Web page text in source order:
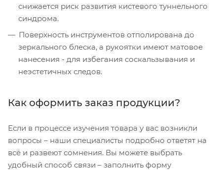
снижается риск развития кистевого туннельного
синдрома.
Поверхность инструментов отполирована до
зеркального блеска, а рукоятки имеют матовое
нанесения - для избегания соскальзывания и
неэстетичных следов.
Как оформить заказ продукции?
Если в процессе изучения товара у вас возникли
вопросы – наши специалисты подробно ответят на
всё и развеют сомнения. Вы можете выбрать
удобный способ связи – заполнить форму